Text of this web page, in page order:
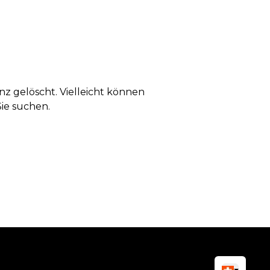
gelöscht. Vielleicht können
suchen.